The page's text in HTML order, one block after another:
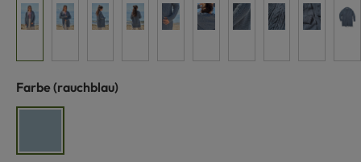
Farbe auswählen
(rauchblau)